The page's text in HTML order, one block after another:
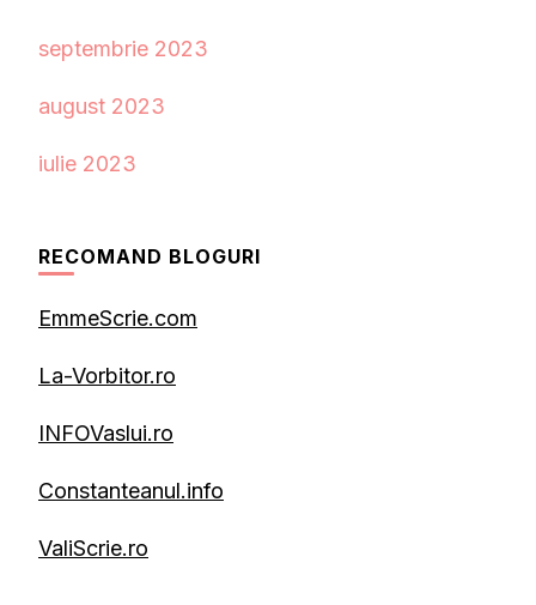
septembrie 2023
august 2023
iulie 2023
RECOMAND BLOGURI
EmmeScrie.com
La-Vorbitor.ro
INFOVaslui.ro
Constanteanul.info
ValiScrie.ro